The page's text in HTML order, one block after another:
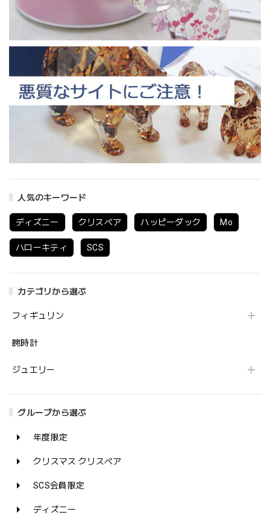
人気のキーワード
ディズニー クリスベア ハッピーダック Mo
ハローキティ SCS
カテゴリから選ぶ
フィギュリン
腕時計
ジュエリー
グループから選ぶ
年度限定
クリスマス クリスベア
SCS会員限定
ディズニー